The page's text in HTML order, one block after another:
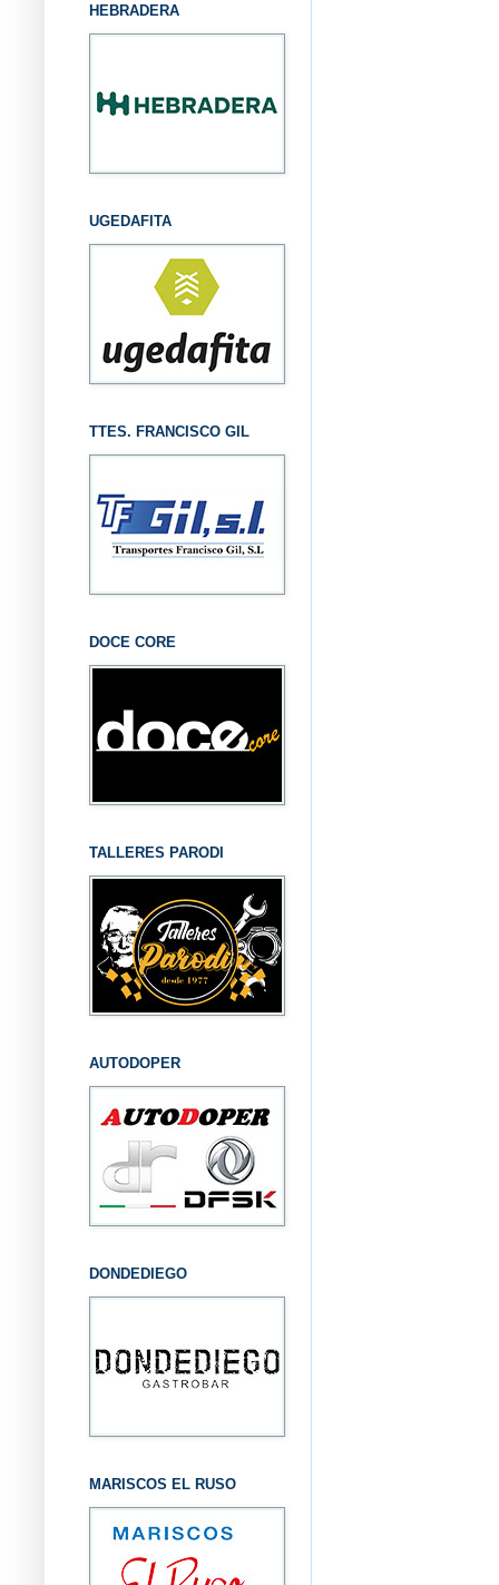
HEBRADERA
UGEDAFITA
TTES. FRANCISCO GIL
DOCE CORE
TALLERES PARODI
AUTODOPER
DONDEDIEGO
MARISCOS EL RUSO